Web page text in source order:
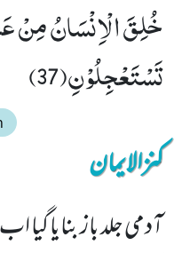
خُلِقَ الْاِنْسَانُ مِنْ
تَسْتَعْجِلُوْنِ(37)
کنزالایمان
آدمی جلد باز بنایا گیا